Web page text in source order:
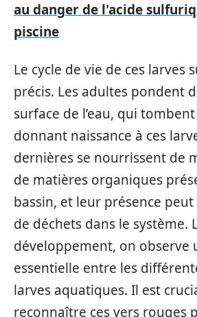
au danger de l'acide
piscine
Le cycle de vie de ces larves
précis. Les adultes pondent
surface de l’eau, qui
donnant naissance à ces
dernières se nourrissent de
de matières organiques
bassin, et leur présence
de déchets dans le système.
développement, on observe
essentielle entre les
larves aquatiques. Il est
reconnaître ces vers rouges